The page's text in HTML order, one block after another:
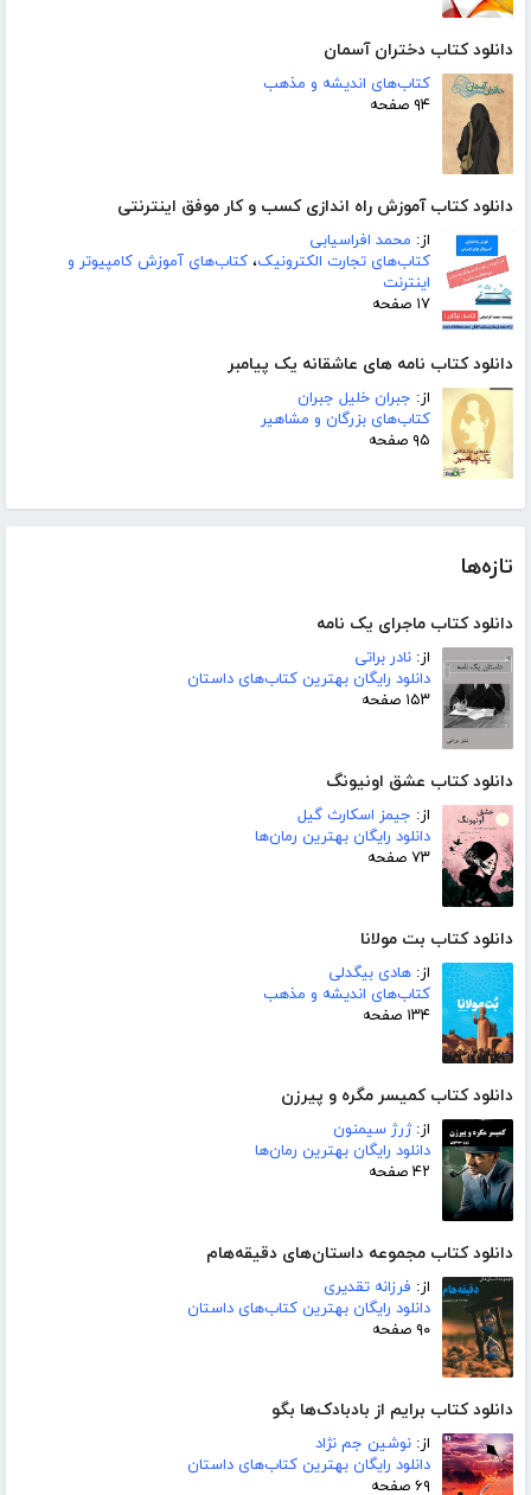
دانلود کتاب دختران آسمان
کتاب‌های اندیشه و مذهب
۹۴ صفحه
دانلود کتاب آموزش راه اندازی کسب و کار موفق اینترنتی
از: محمد افراسیابی
کتاب‌های تجارت الکترونیک، کتاب‌های آموزش کامپیوتر و
اینترنت
۱۷ صفحه
دانلود کتاب نامه های عاشقانه یک پیامبر
از: جبران خلیل جبران
کتاب‌های بزرگان و مشاهیر
۹۵ صفحه
تازه‌ها
دانلود کتاب ماجرای یک نامه
از: نادر براتی
دانلود رایگان بهترین کتاب‌های داستان
۱۵۳ صفحه
دانلود کتاب عشق اونیونگ
از: جیمز اسکارث گیل
دانلود رایگان بهترین رمان‌ها
۷۳ صفحه
دانلود کتاب بت مولانا
از: هادی بیگدلی
کتاب‌های اندیشه و مذهب
۱۳۴ صفحه
دانلود کتاب کمیسر مگره و پیرزن
از:ژرژ سیمنون
دانلود رایگان بهترین رمان‌ها
۴۲ صفحه
دانلود کتاب مجموعه داستان‌های دقیقه‌هام
از: فرزانه تقدیری
دانلود رایگان بهترین کتاب‌های داستان
۹۰ صفحه
دانلود کتاب برایم از بادبادک‌ها بگو
از: نوشین جم نژاد
دانلود رایگان بهترین کتاب‌های داستان
۶۹ صفحه